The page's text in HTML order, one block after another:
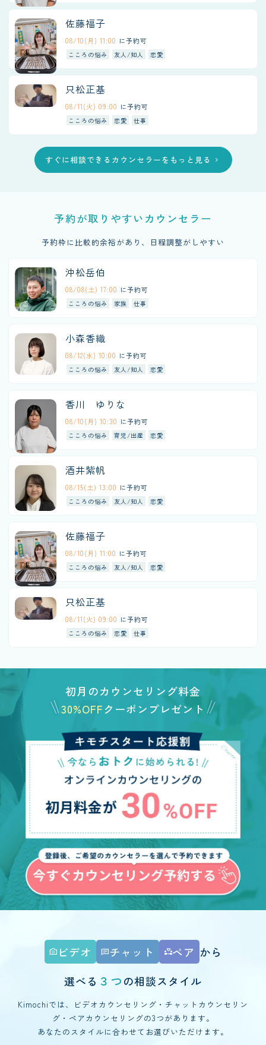
佐藤福子
08/10(月) 11:00 に予約可
こころの悩み 友人/知人 恋愛
只松正基
08/11(火) 09:00 に予約可
こころの悩み 恋愛 仕事
すぐに相談できるカウンセラーをもっと見る chevron_right
予約が取りやすいカウンセラー
予約枠に比較的余裕があり、日程調整がしやすい
沖松岳伯
08/08(土) 17:00 に予約可
こころの悩み 家族 仕事
小森香織
08/12(水) 10:00 に予約可
こころの悩み 友人/知人 恋愛
香川 ゆりな
08/10(月) 10:30 に予約可
こころの悩み 育児/出産 恋愛
酒井紫帆
08/15(土) 13:00 に予約可
こころの悩み 友人/知人 恋愛
佐藤福子
08/10(月) 11:00 に予約可
こころの悩み 友人/知人 恋愛
只松正基
08/11(火) 09:00 に予約可
こころの悩み 恋愛 仕事
初月のカウンセリング料金
30%OFFクーポンプレゼント
photo_camera ビデオ chatチャット partner_heartペア から
選べる ３つの相談スタイル
Kimochiでは、ビデオカウンセリング・チャットカウンセリン
グ・ペアカウンセリングの3つがあります。
あなたのスタイルに合わせてお選びいただけます。